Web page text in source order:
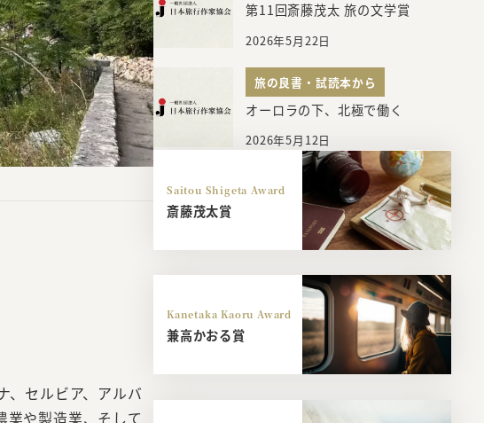
、セルビア、アルバ
業や製造業、そして
第11回斎藤茂太 旅の文学賞
2026年5月22日
旅の良書・試読本から
オーロラの下、北極で働く
2026年5月12日
Saitou Shigeta Award
斎藤茂太賞
Kanetaka Kaoru Award
兼高かおる賞